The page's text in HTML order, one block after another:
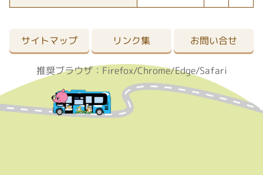
サイトマップ リンク集 お問い合せ
推奨ブラウザ：Firefox/Chrome/Edge/Safari